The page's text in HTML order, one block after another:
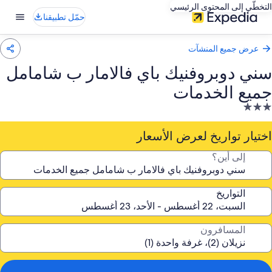
التخطّي إلى المحتوى الرئيسي
حمّل تطبيقنا
عرض جميع المنشآت
سني دوبروفنيك باي فالامار ب شامامل
جميع الخدمات
منشأة
فندقية
مصنفة
3.0
اختيار تواريخ لعرض الأسعار
إلى أين؟
التواريخ
المسافرون